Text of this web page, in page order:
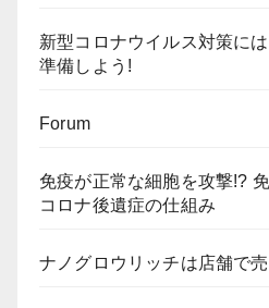
新型コロナウイルス対策に
準備しよう!
Forum
免疫が正常な細胞を攻撃!?
コロナ後遺症の仕組み
ナノグロウリッチは店舗で